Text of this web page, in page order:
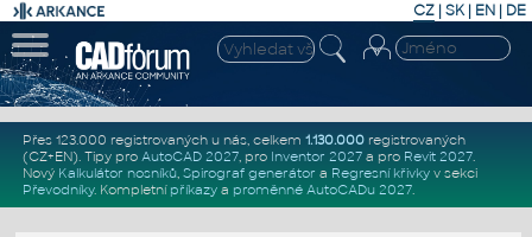
CZ | SK| EN | DE
Přes 123.000 registrovaných u nás, celkem 1.130.000registrovaných
(CZ+EN). Tipy pro AutoCAD 2027, pro Inventor 2027a pro Revit 2027.
Nový Kalkulátor nosníků, Spirograf generátor a Regresní křivkyv sekci
Převodníky. Kompletní příkazya proměnné AutoCADu 2027.